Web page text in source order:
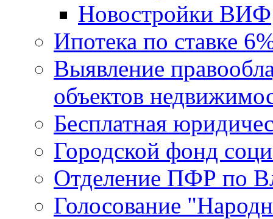
Новостройки ВИФ
Ипотека по ставке
Выявление
объектов
Бесплатная
Городской фонд
Отделение ПФР по
Голосование